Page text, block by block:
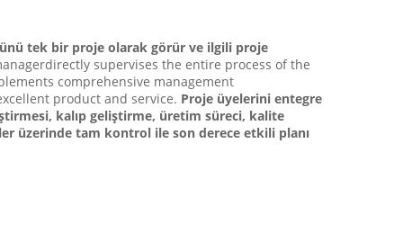
tek bir proje olarak görür ve ilgili proje
supervises the entire process of the
comprehensive management
product and service. Proje üyelerini entegre
kalıp geliştirme, üretim süreci, kalite
üzerinde tam kontrol ile son derece etkili planı